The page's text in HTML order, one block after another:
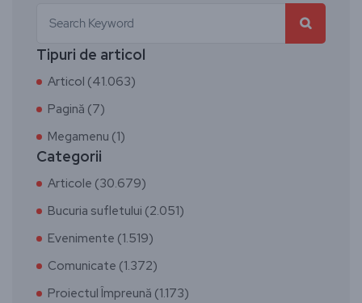
Tipuri de articol
Articol (41.063)
Pagină (7)
Megamenu (1)
Categorii
Articole (30.679)
Bucuria sufletului (2.051)
Evenimente (1.519)
Comunicate (1.372)
Proiectul Împreună (1.173)